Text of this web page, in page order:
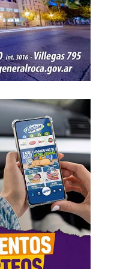
7 estaciones
y tecnología
y reducir los tiempos